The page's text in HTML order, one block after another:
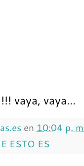
vaya, vaya...
en 10:04 p.
ESTO ES